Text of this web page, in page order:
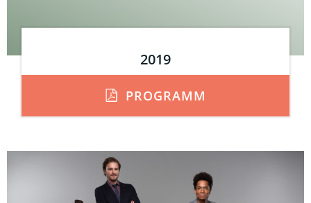
2019
PROGRAMM